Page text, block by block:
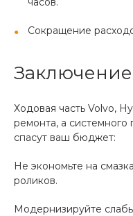
Сокращение
Заключение
Ходовая часть Volvo,
ремонта, а системного
спасут ваш бюджет:
Не экономьте на
роликов.
Модернизируйте